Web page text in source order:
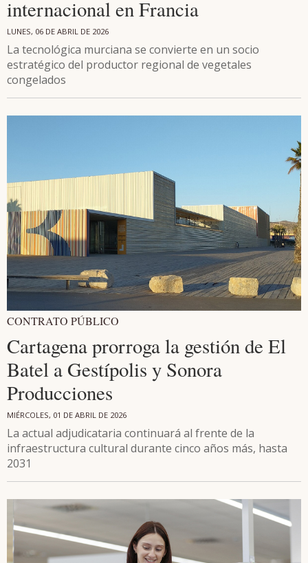
internacional en Francia
LUNES, 06 DE ABRIL DE 2026
La tecnológica murciana se convierte en un socio
estratégico del productor regional de vegetales
congelados
CONTRATO PÚBLICO
Cartagena prorroga la gestión de El
Batel a Gestípolis y Sonora
Producciones
MIÉRCOLES, 01 DE ABRIL DE 2026
La actual adjudicataria continuará al frente de la
infraestructura cultural durante cinco años más, hasta
2031